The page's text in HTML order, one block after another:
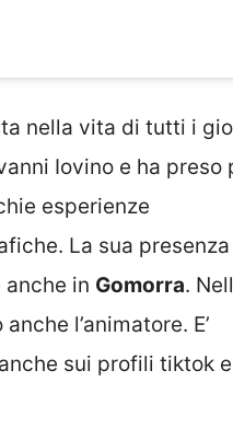
nella vita di tutti i
Iovino e ha preso
esperienze
La sua
in Gomorra.
l’animatore. E’
sui profili tiktok e